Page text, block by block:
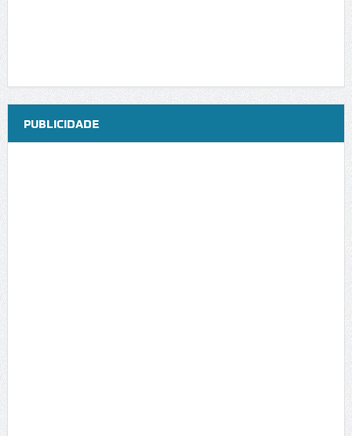
PUBLICIDADE